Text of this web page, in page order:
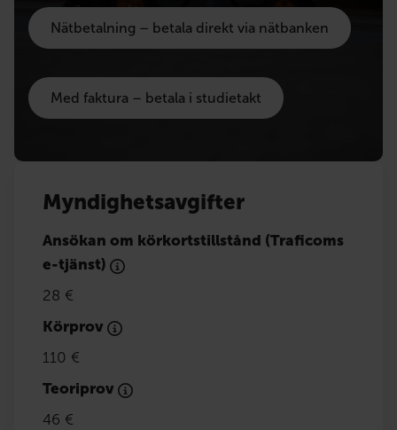
Nätbetalning – betala direkt via nätbanken
Med faktura – betala i studietakt
Myndighetsavgifter
Ansökan om körkortstillstånd (Traficoms
e-tjänst)
28 €
Körprov
110 €
Teoriprov
46 €